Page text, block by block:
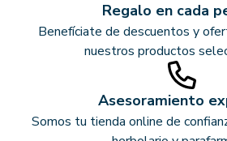
Regalo en cada
Benefíciate de descuentos y
nuestros productos
Asesoramiento
Somos tu tienda online de